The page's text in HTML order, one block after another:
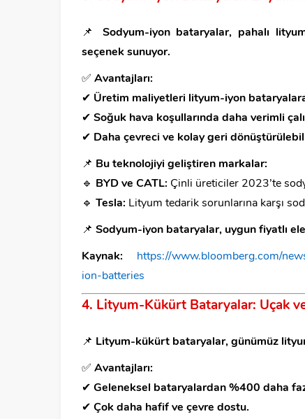
📌 Sodyum-iyon bataryalar, pahalı
seçenek sunuyor.
✅ Avantajları:
✔ Üretim maliyetleri lityum-iyon
✔ Soğuk hava koşullarında daha verimli
✔ Daha çevreci ve kolay geri
📌 Bu teknolojiyi geliştiren markalar:
🔹 BYD ve CATL: Çinli üreticiler 2023’te
🔹 Tesla: Lityum tedarik sorunlarına karşı
📌 Sodyum-iyon bataryalar, uygun fiyatlı
Kaynak:
https://www.bloomberg.com/
ion-batteries
4. Lityum-Kükürt Bataryalar: Uçak
📌 Lityum-kükürt bataryalar, günümüz
✅ Avantajları:
✔ Geleneksel bataryalardan %400 daha
✔ Çok daha hafif ve çevre dostu.